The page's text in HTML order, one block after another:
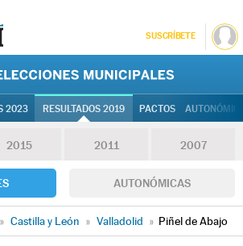
SUSCRÍBETE
2023 RESULTADOS 2019 PACTOS
2015 2011 2007
AUTONÓMICAS
» Castilla y León » Valladolid » Piñel de Abajo